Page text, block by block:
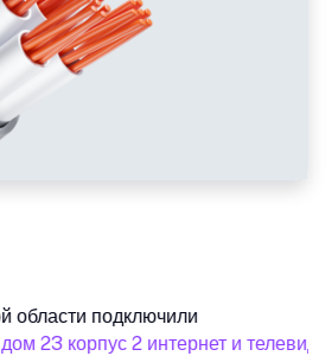
области подключили
23 корпус 2 интернет и